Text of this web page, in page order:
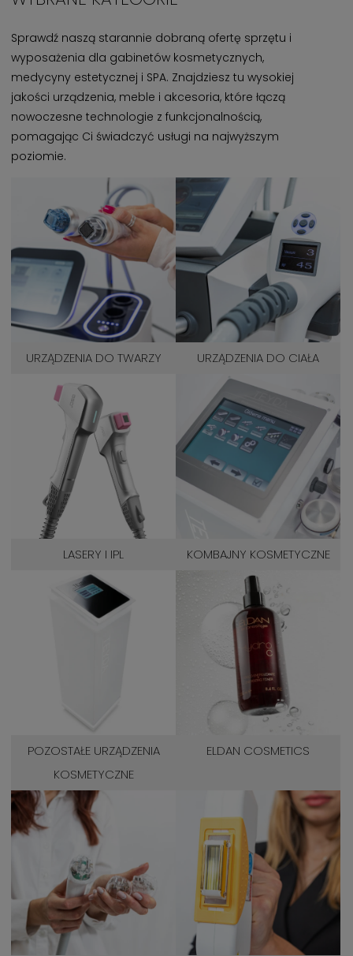
Sprawdź naszą starannie dobraną ofertę sprzętu i
wyposażenia dla gabinetów kosmetycznych,
medycyny estetycznej i SPA. Znajdziesz tu wysokiej
jakości urządzenia, meble i akcesoria, które łączą
nowoczesne technologie z funkcjonalnością,
pomagając Ci świadczyć usługi na najwyższym
poziomie.
URZĄDZENIA DO TWARZY URZĄDZENIA DO CIAŁA
LASERY I IPL KOMBAJNY KOSMETYCZNE
POZOSTAŁE URZĄDZENIA
KOSMETYCZNE
ELDAN COSMETICS